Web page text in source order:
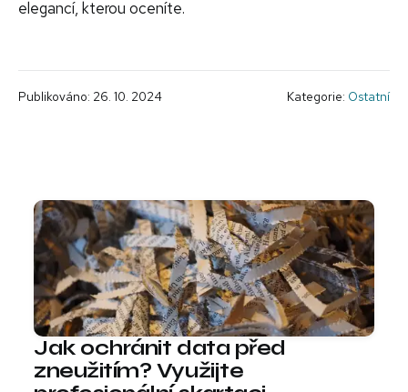
elegancí, kterou oceníte.
Publikováno: 26. 10. 2024 Kategorie: Ostatní
Jak ochránit data před
zneužitím? Využijte